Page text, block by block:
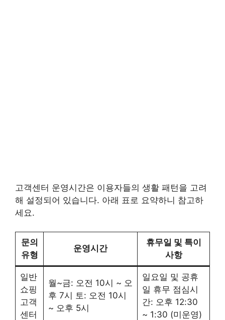
고객센터 운영시간은 이용자들의 생활 패턴을 고려
해 설정되어 있습니다. 아래 표로 요약하니 참고하
세요.
문의
유형
운영시간
휴무일 및 특이
사항
일반
쇼핑
고객
센터
월~금: 오전 10시 ~ 오
후 7시 토: 오전 10시
~ 오후 5시
일요일 및 공휴
일 휴무 점심시
간: 오후 12:30
~ 1:30 (미운영)